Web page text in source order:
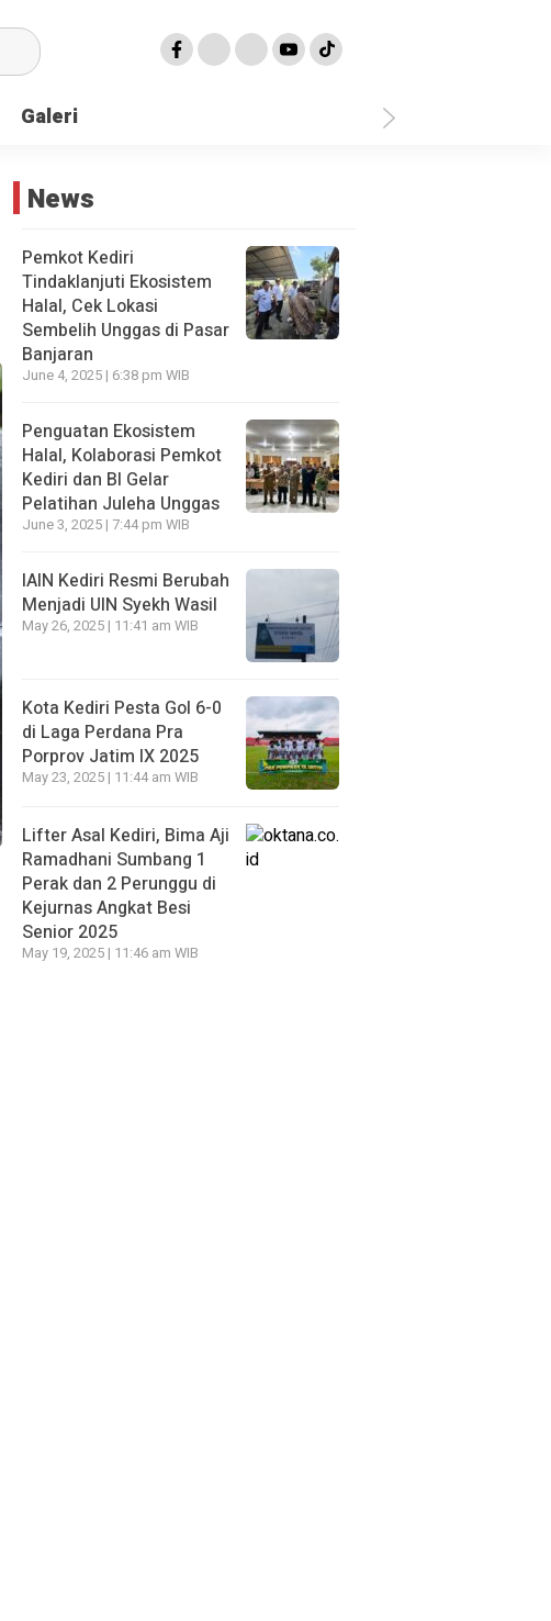
Galeri
News
Pemkot Kediri
Tindaklanjuti Ekosistem
Halal, Cek Lokasi
Sembelih Unggas di Pasar
Banjaran
June 4, 2025 | 6:38 pm WIB
Penguatan Ekosistem
Halal, Kolaborasi Pemkot
Kediri dan BI Gelar
Pelatihan Juleha Unggas
June 3, 2025 | 7:44 pm WIB
IAIN Kediri Resmi Berubah
Menjadi UIN Syekh Wasil
May 26, 2025 | 11:41 am WIB
Kota Kediri Pesta Gol 6-0
di Laga Perdana Pra
Porprov Jatim IX 2025
May 23, 2025 | 11:44 am WIB
Lifter Asal Kediri, Bima Aji
Ramadhani Sumbang 1
Perak dan 2 Perunggu di
Kejurnas Angkat Besi
Senior 2025
May 19, 2025 | 11:46 am WIB